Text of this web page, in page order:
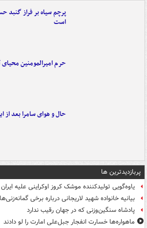
پرچم سیاه بر فراز گنبد
است
حرم امیرالمومنین
حال و هوای سامرا بعد از
پربازدیدترین ها
یاوه‌گویی تولیدکننده موشک کروز اوکراینی علیه ایران
بیانیه خانواده شهید لاریجانی درباره برخی
پادشاه سنگین‌وزنی که در جهان رقیب ندارد
ماهواره‌ها خسارت انفجار جبل‌علی امارت را لو دادند